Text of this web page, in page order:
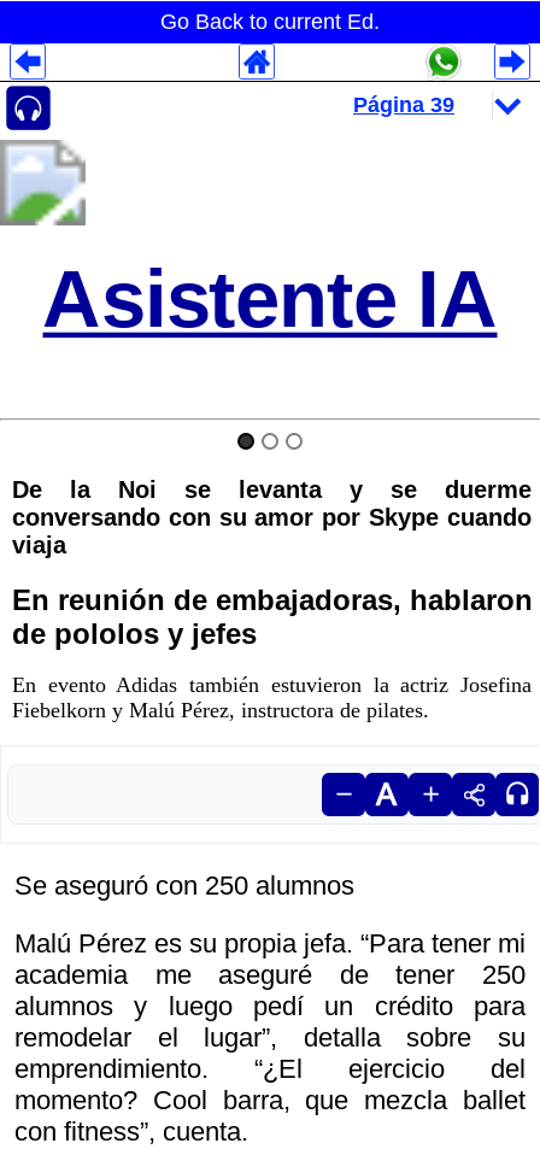
Go Back to current Ed.
Asistente IA
De la Noi se levanta y se duerme
conversando con su amor por Skype cuando
viaja
En reunión de embajadoras, hablaron
de pololos y jefes
En evento Adidas también estuvieron la actriz Josefina
Fiebelkorn y Malú Pérez, instructora de pilates.
Se aseguró con 250 alumnos
Malú Pérez es su propia jefa. “Para tener mi
academia me aseguré de tener 250
alumnos y luego pedí un crédito para
remodelar el lugar”, detalla sobre su
emprendimiento. “¿El ejercicio del
momento? Cool barra, que mezcla ballet
con fitness”, cuenta.
Despliegues Analytics
Despliegues Totales
Despliegues por Rubros